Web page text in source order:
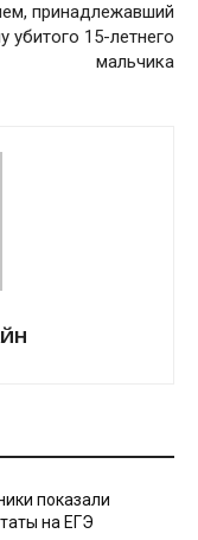
принадлежавший
убитого 15-летнего
мальчика
показали
на ЕГЭ